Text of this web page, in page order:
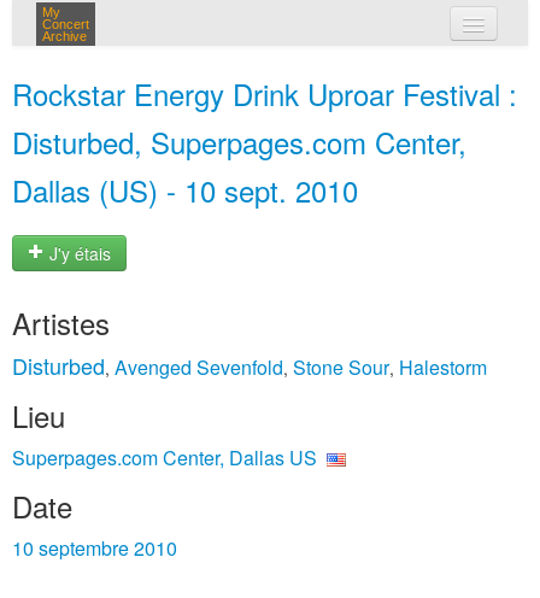
My
Concert
Archive
Rockstar Energy Drink Uproar Festival :
Disturbed, Superpages.com Center,
Dallas (US) - 10 sept. 2010
J'y étais
Artistes
Disturbed, Avenged Sevenfold, Stone Sour, Halestorm
Lieu
Superpages.com Center, Dallas US
Date
10 septembre 2010